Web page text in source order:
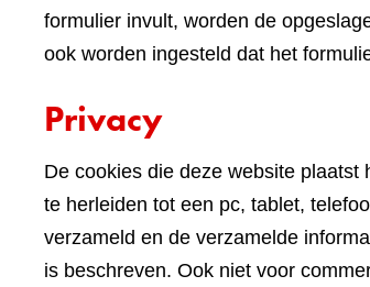
formulier invult, worden de
ook worden ingesteld dat het
Privacy
De cookies die deze website
te herleiden tot een pc, tablet,
verzameld en de verzamelde
is beschreven. Ook niet voor